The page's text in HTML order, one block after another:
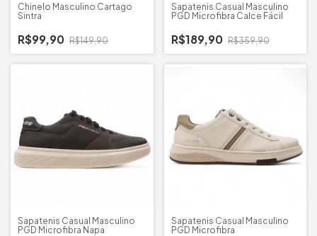
Chinelo Masculino Cartago
Sintra
R$99,90 R$149,90
Sapatenis Casual Masculino
PGD Microfibra Calce Fácil
R$189,90 R$359,90
Sapatenis Casual Masculino
PGD Microfibra Napa
Sapatenis Casual Masculino
PGD Microfibra